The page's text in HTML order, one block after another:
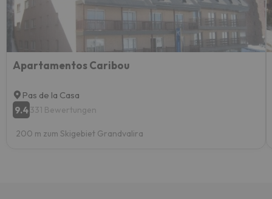
Apartamentos Caribou
Pas de la Casa
9.4331 Bewertungen
200 m zum Skigebiet Grandvalira